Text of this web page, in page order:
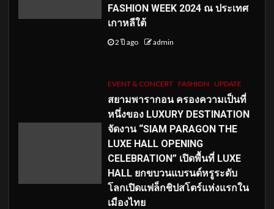
FASHION WEEK 2024 ณ ประเทศ
เกาหลีใต้
2 ปี ago admin
EVENT & CONCERT FASHION UPDATE
สยามพารากอน ครองความเป็นที่
หนึ่งของ LUXURY DESTINATION
จัดงาน “SIAM PARAGON THE
LUXE HALL OPENING
CELEBRATION” เปิดพื้นที่ LUXE
HALL ยกขบวนแบรนด์หรูระดับ
โลกเปิดแฟล็กชิปสโตร์แห่งแรกใน
เมืองไทย